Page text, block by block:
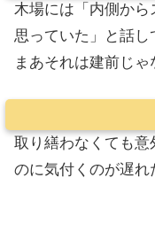
木場には「内側から
思っていた」と話し
まあそれは建前じゃ
取り繕わなくても意
のに気付くのが遅